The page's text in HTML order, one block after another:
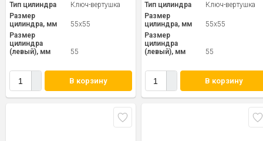
Тип цилиндра
Ключ-вертушка
Размер
цилиндра, мм
55x55
Размер
цилиндра
(левый), мм
55
В корзину
Тип цилиндра
Ключ-вертушка
Размер
цилиндра, мм
55x55
Размер
цилиндра
(левый), мм
55
В корзину